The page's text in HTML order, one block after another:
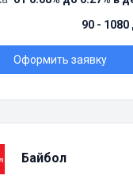
90 - 1080
Оформить заявку
Байбол